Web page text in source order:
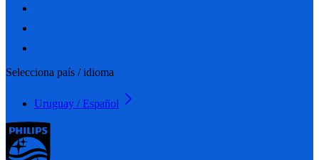
Selecciona país / idioma
Uruguay / Español